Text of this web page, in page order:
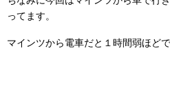
ってます。
マインツから電車だと１時間弱ほどで